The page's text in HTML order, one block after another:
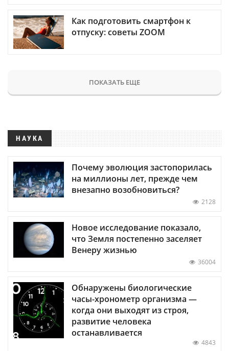
Как подготовить смартфон к
отпуску: советы ZOOM
ПОКАЗАТЬ ЕЩЕ
НАУКА
Почему эволюция застопорилась
на миллионы лет, прежде чем
внезапно возобновиться?
2128
Новое исследование показало,
что Земля постепенно заселяет
Венеру жизнью
36004
Обнаружены биологические
часы-хронометр организма —
когда они выходят из строя,
развитие человека
останавливается
4843